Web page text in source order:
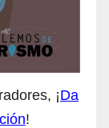
¡Da
!